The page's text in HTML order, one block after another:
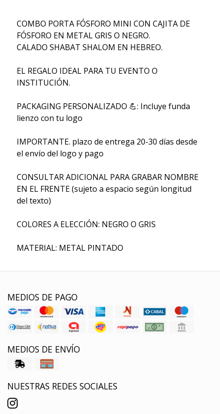
COMBO PORTA FÓSFORO MINI CON CAJITA DE
FÓSFORO EN METAL GRIS O NEGRO.
CALADO SHABAT SHALOM EN HEBREO.
EL REGALO IDEAL PARA TU EVENTO O
INSTITUCIÓN.
PACKAGING PERSONALIZADO 💪: Incluye funda
lienzo con tu logo
IMPORTANTE. plazo de entrega 20-30 días desde
el envío del logo y pago
CONSULTAR ADICIONAL PARA GRABAR NOMBRE
EN EL FRENTE (sujeto a espacio según longitud
del texto)
COLORES A ELECCIÓN: NEGRO O GRIS
MATERIAL: METAL PINTADO
MEDIOS DE PAGO
MEDIOS DE ENVÍO
NUESTRAS REDES SOCIALES